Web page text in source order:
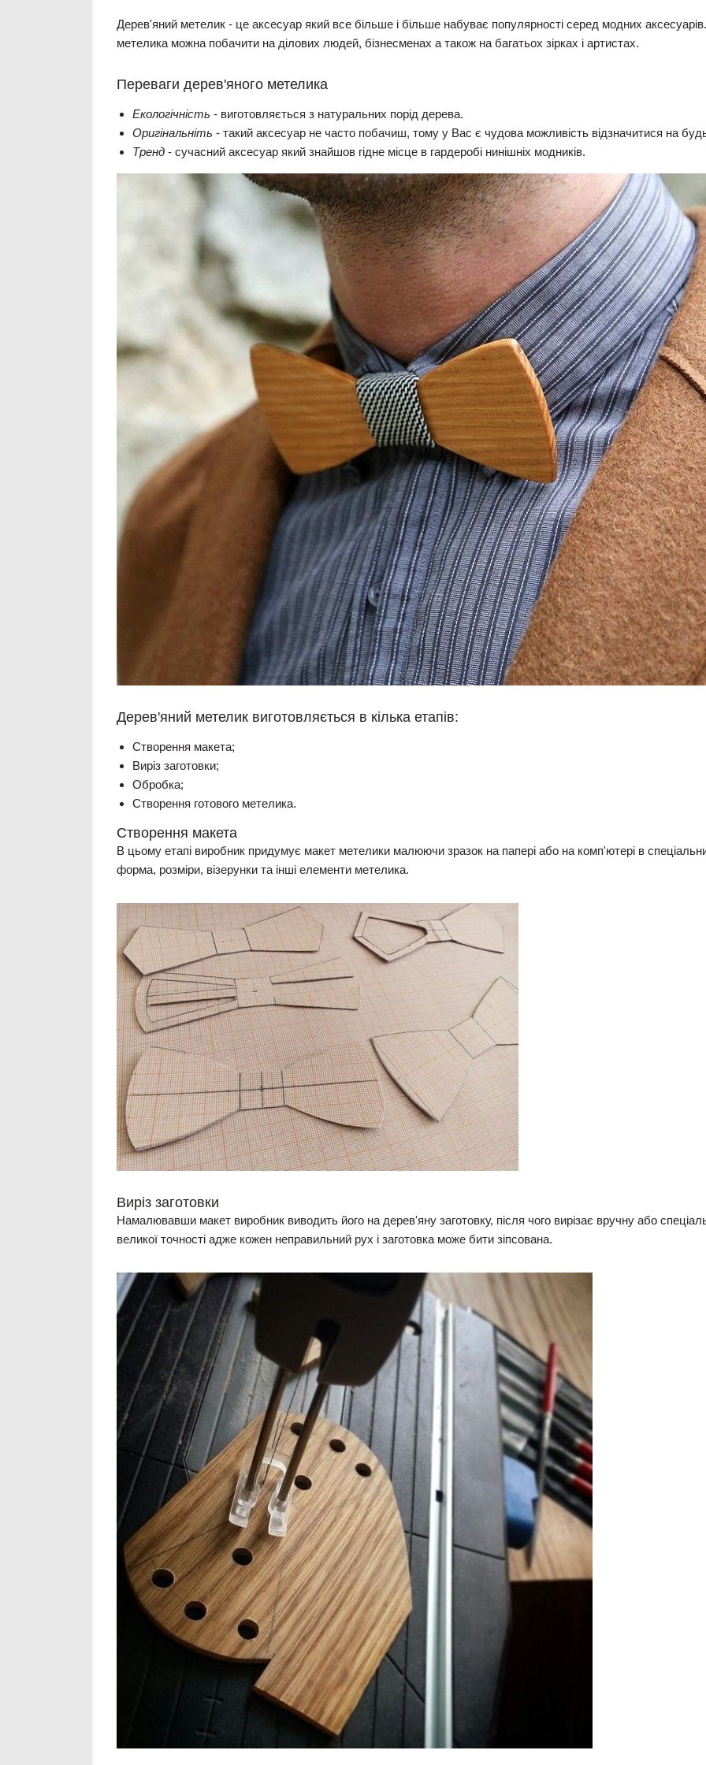
Дерев'яний метелик - це аксесуар який все більше і більше набуває популярності серед модних
метелика можна побачити на ділових людей, бізнесменах а також на багатьох зірках і артистах.
Переваги дерев'яного метелика
Екологічність - виготовляється з натуральних порід дерева.
Оригінальніть - такий аксесуар не часто побачиш, тому у Вас є чудова можливість відзначитися на
Тренд - сучасний аксесуар який знайшов гідне місце в гардеробі нинішніх модників.
Дерев'яний метелик виготовляється в кілька етапів:
Створення макета;
Виріз заготовки;
Обробка;
Створення готового метелика.
Створення макета
В цьому етапі виробник придумує макет метелики малюючи зразок на папері або на комп'ютері в
форма, розміри, візерунки та інші елементи метелика.
Виріз заготовки
Намалювавши макет виробник виводить його на дерев'яну заготовку, після чого вирізає вручну або
великої точності адже кожен неправильний рух і заготовка може бити зіпсована.